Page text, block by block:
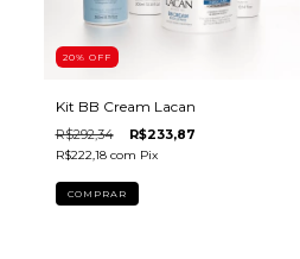
20% OFF
Kit BB Cream Lacan
R$292,34 R$233,87
R$222,18 com Pix